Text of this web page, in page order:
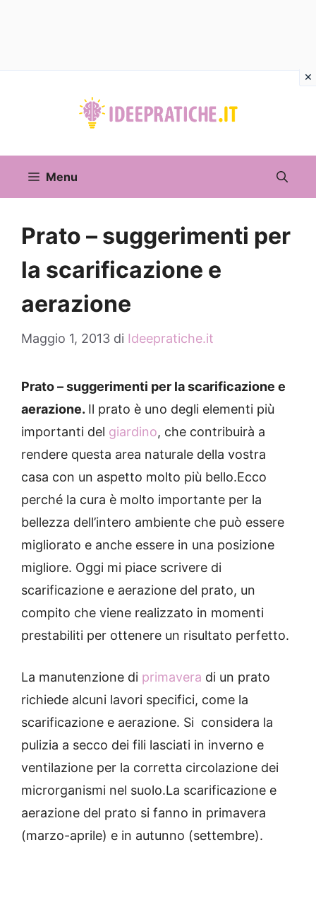
Menu
Prato – suggerimenti per
la scarificazione e
aerazione
Maggio 1, 2013 di Ideepratiche.it
Prato – suggerimenti per la scarificazione e
aerazione. Il prato è uno degli elementi più
importanti del giardino, che contribuirà a
rendere questa area naturale della vostra
casa con un aspetto molto più bello.Ecco
perché la cura è molto importante per la
bellezza dell’intero ambiente che può essere
migliorato e anche essere in una posizione
migliore. Oggi mi piace scrivere di
scarificazione e aerazione del prato, un
compito che viene realizzato in momenti
prestabiliti per ottenere un risultato perfetto.
La manutenzione di primavera di un prato
richiede alcuni lavori specifici, come la
scarificazione e aerazione. Si considera la
pulizia a secco dei fili lasciati in inverno e
ventilazione per la corretta circolazione dei
microrganismi nel suolo.La scarificazione e
aerazione del prato si fanno in primavera
(marzo-aprile) e in autunno (settembre).